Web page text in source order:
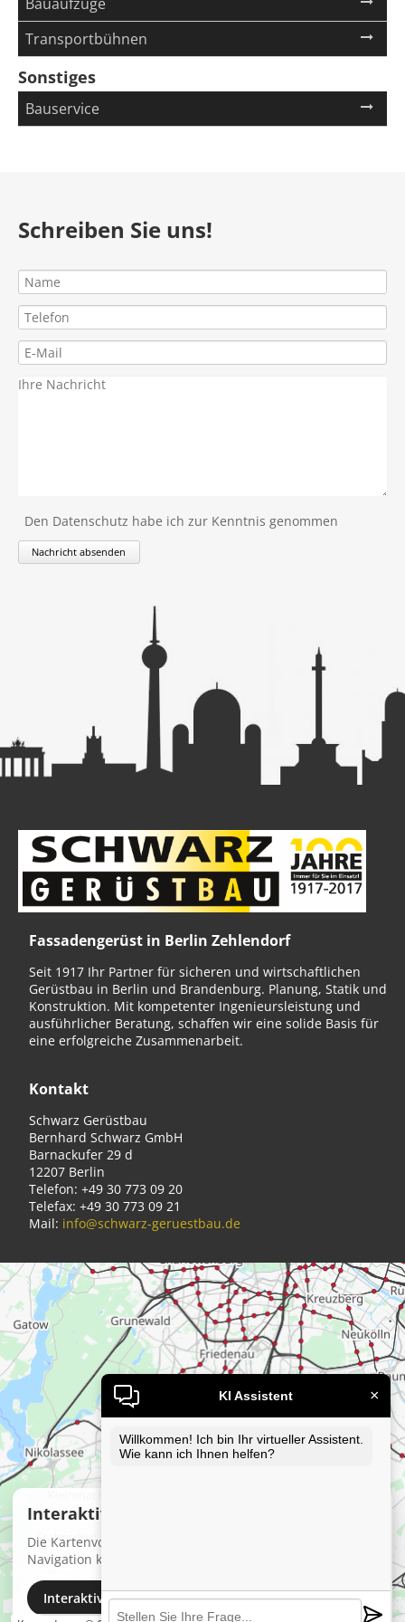
Transportbühnen
Sonstiges
Navigation
überspringen
Bauservice
Schreiben Sie uns!
Den Datenschutz habe ich zur Kenntnis genommen
Nachricht absenden
Fassadengerüst in Berlin Zehlendorf
Seit 1917 Ihr Partner für sicheren und wirtschaftlichen
Gerüstbau in Berlin und Brandenburg. Planung, Statik und
Konstruktion. Mit kompetenter Ingenieursleistung und
ausführlicher Beratung, schaffen wir eine solide Basis für
eine erfolgreiche Zusammenarbeit.
Kontakt
Schwarz Gerüstbau
Bernhard Schwarz GmbH
Barnackufer 29 d
12207 Berlin
Telefon: +49 30 773 09 20
Telefax: +49 30 773 09 21
Mail: info@schwarz-geruestbau.de
Interaktive Karte laden
Die Kartenvorschau zeigt den Standort. Für Zoom und
Navigation können Sie die interaktive Karte laden.
Interaktive Map laden
KI Assistent ×
Willkommen! Ich bin Ihr virtueller Assistent.
Wie kann ich Ihnen helfen?